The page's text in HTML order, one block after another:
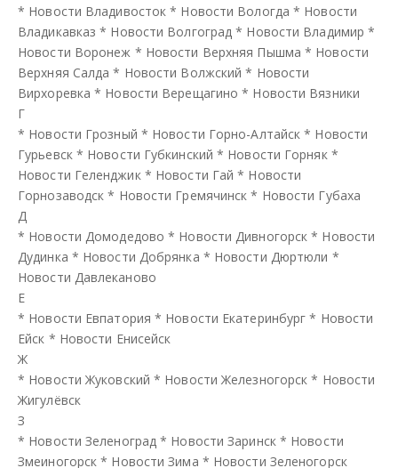
* Новости Владивосток * Новости Вологда * Новости
Владикавказ * Новости Волгоград * Новости Владимир *
Новости Воронеж * Новости Верхняя Пышма * Новости
Верхняя Салда * Новости Волжский * Новости
Вирхоревка * Новости Верещагино * Новости Вязники
Г
* Новости Грозный * Новости Горно-Алтайск * Новости
Гурьевск * Новости Губкинский * Новости Горняк *
Новости Геленджик * Новости Гай * Новости
Горнозаводск * Новости Гремячинск * Новости Губаха
Д
* Новости Домодедово * Новости Дивногорск * Новости
Дудинка * Новости Добрянка * Новости Дюртюли *
Новости Давлеканово
Е
* Новости Евпатория * Новости Екатеринбург * Новости
Ейск * Новости Енисейск
Ж
* Новости Жуковский * Новости Железногорск * Новости
Жигулёвск
З
* Новости Зеленоград * Новости Заринск * Новости
Змеиногорск * Новости Зима * Новости Зеленогорск